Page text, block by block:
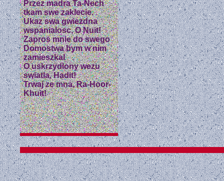
Przez madra Ta-Nech
tkam swe zaklecie.
Ukaz swa gwiezdna
wspanialosc, O Nuit!
Zapros mnie do swego
Domostwa bym w nim
zamieszkal
O uskrzydlony wezu
swiatla, Hadit!
Trwaj ze mna, Ra-Hoor-
Khuit!